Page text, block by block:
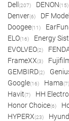
Dell (207) DENON(15)
Denver(6) DF
Doogee(11) EarFun
ELO(16) Energy
EVOLVEO(2)
FrameXX(3)
GEMBIRD(2)
Google(16) Hama(7)
Havit(7) HH
Honor Choice(6)
HYPERX(23)